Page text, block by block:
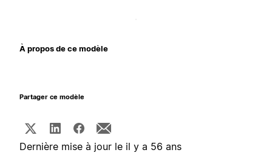
À propos de ce modèle
Partager ce modèle
Dernière mise à jour le il y a 56 ans